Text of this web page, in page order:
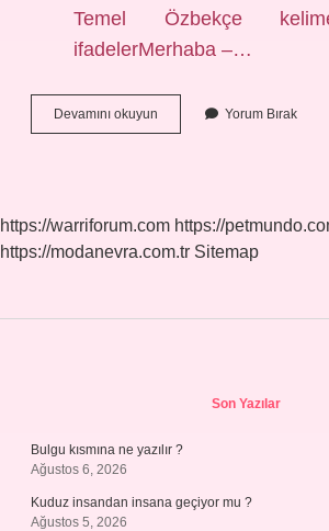
Temel Özbekçe
ifadelerMerhaba –…
Devamını okuyun Özbekçe
Selam
Yorum Bırak
https://warriforum.com https://
https://modanevra.com.tr Sitemap
Son Yazılar
Bulgu kısmına ne yazılır ?
Ağustos 6, 2026
Kuduz insandan insana geçiyor mu ?
Ağustos 5, 2026